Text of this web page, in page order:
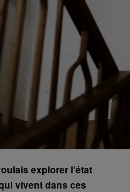
explorer l’état
vivent dans ces